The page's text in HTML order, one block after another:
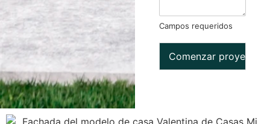
Campos requeridos
Comenzar proyecto